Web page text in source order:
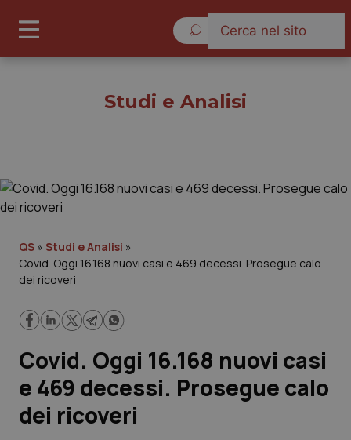
Governo e Parlamento
Regioni e Asl
Lavoro e Professioni
Scienza e Farmaci
Studi e Analisi
Studi e Analisi
QS » Studi e Analisi »
Covid. Oggi 16.168 nuovi casi e 469 decessi. Prosegue calo
dei ricoveri
Covid. Oggi 16.168 nuovi casi
e 469 decessi. Prosegue calo
dei ricoveri